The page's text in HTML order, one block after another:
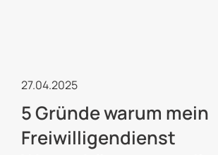
27.04.2025
5 Gründe warum mein
Freiwilligendienst